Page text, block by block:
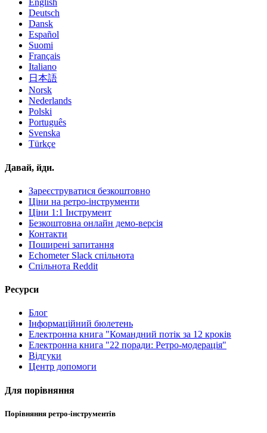
English
Deutsch
Dansk
Español
Suomi
Français
Italiano
日本語
Norsk
Nederlands
Polski
Português
Svenska
Türkçe
Давай, йди.
Зареєструватися безкоштовно
Ціни на ретро-інструменти
Ціни 1:1 Інструмент
Безкоштовна онлайн демо-версія
Контакти
Поширені запитання
Echometer Slack спільнота
Спільнота Reddit
Ресурси
Блог
Інформаційний бюлетень
Електронна книга "Командний потік за 12 кроків
Електронна книга "22 поради: Ретро-модерація"
Відгуки
Центр допомоги
Для порівняння
Порівняння ретро-інструментів